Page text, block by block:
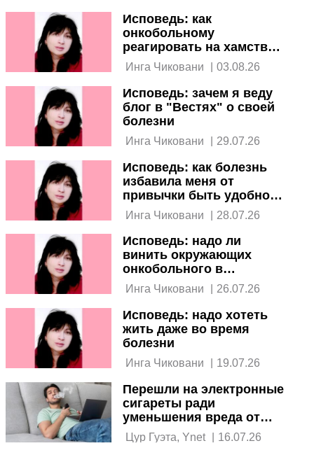
Исповедь: как
онкобольному
реагировать на хамство
в сети
| 03.08.26
Исповедь: зачем я веду
блог в "Вестях" о своей
болезни
| 29.07.26
Исповедь: как болезнь
избавила меня от
привычки быть удобной
для всех
| 28.07.26
Исповедь: надо ли
винить окружающих
онкобольного в
попытках его успокоить
26.07.26
Исповедь: надо хотеть
жить даже во время
болезни
| 19.07.26
Перешли на электронные
сигареты ради
уменьшения вреда от
обычных? Вам стоит
знать
Цур Гуэта, Ynet | 16.07.26